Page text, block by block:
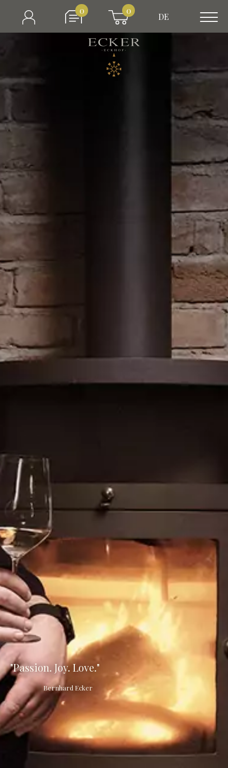
0 0
DE
"Passion. Joy. Love."
Bernhard Ecker